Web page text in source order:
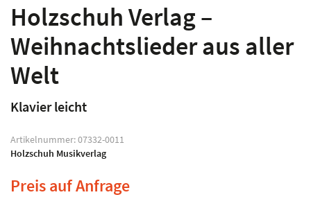
Holzschuh Verlag –
Weihnachtslieder aus aller
Welt
Klavier leicht
Artikelnummer:07332-0011
Holzschuh Musikverlag
Preis auf Anfrage